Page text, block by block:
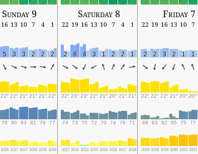
Friday 7
Saturday 8
Sunday 9
7
10
13
16
19
22
1
4
7
10
13
16
19
22
1
4
7
10
13
16
1
1
2
3
2
2
1
2
2
1
3
4
6
2
2
2
2
3
3
5
20°
20°
21°
22°
22°
22°
21°
21°
20°
21°
22°
23°
23°
22°
22°
21°
21°
21°
22°
22°
77
75
65
62
63
68
71
76
74
70
72
70
73
74
77
79
81
83
80
78
1021
1021
1020
1019
1019
1019
1018
1017
1016
1016
1016
1013
1015
1017
1016
1015
1016
1017
1017
1016